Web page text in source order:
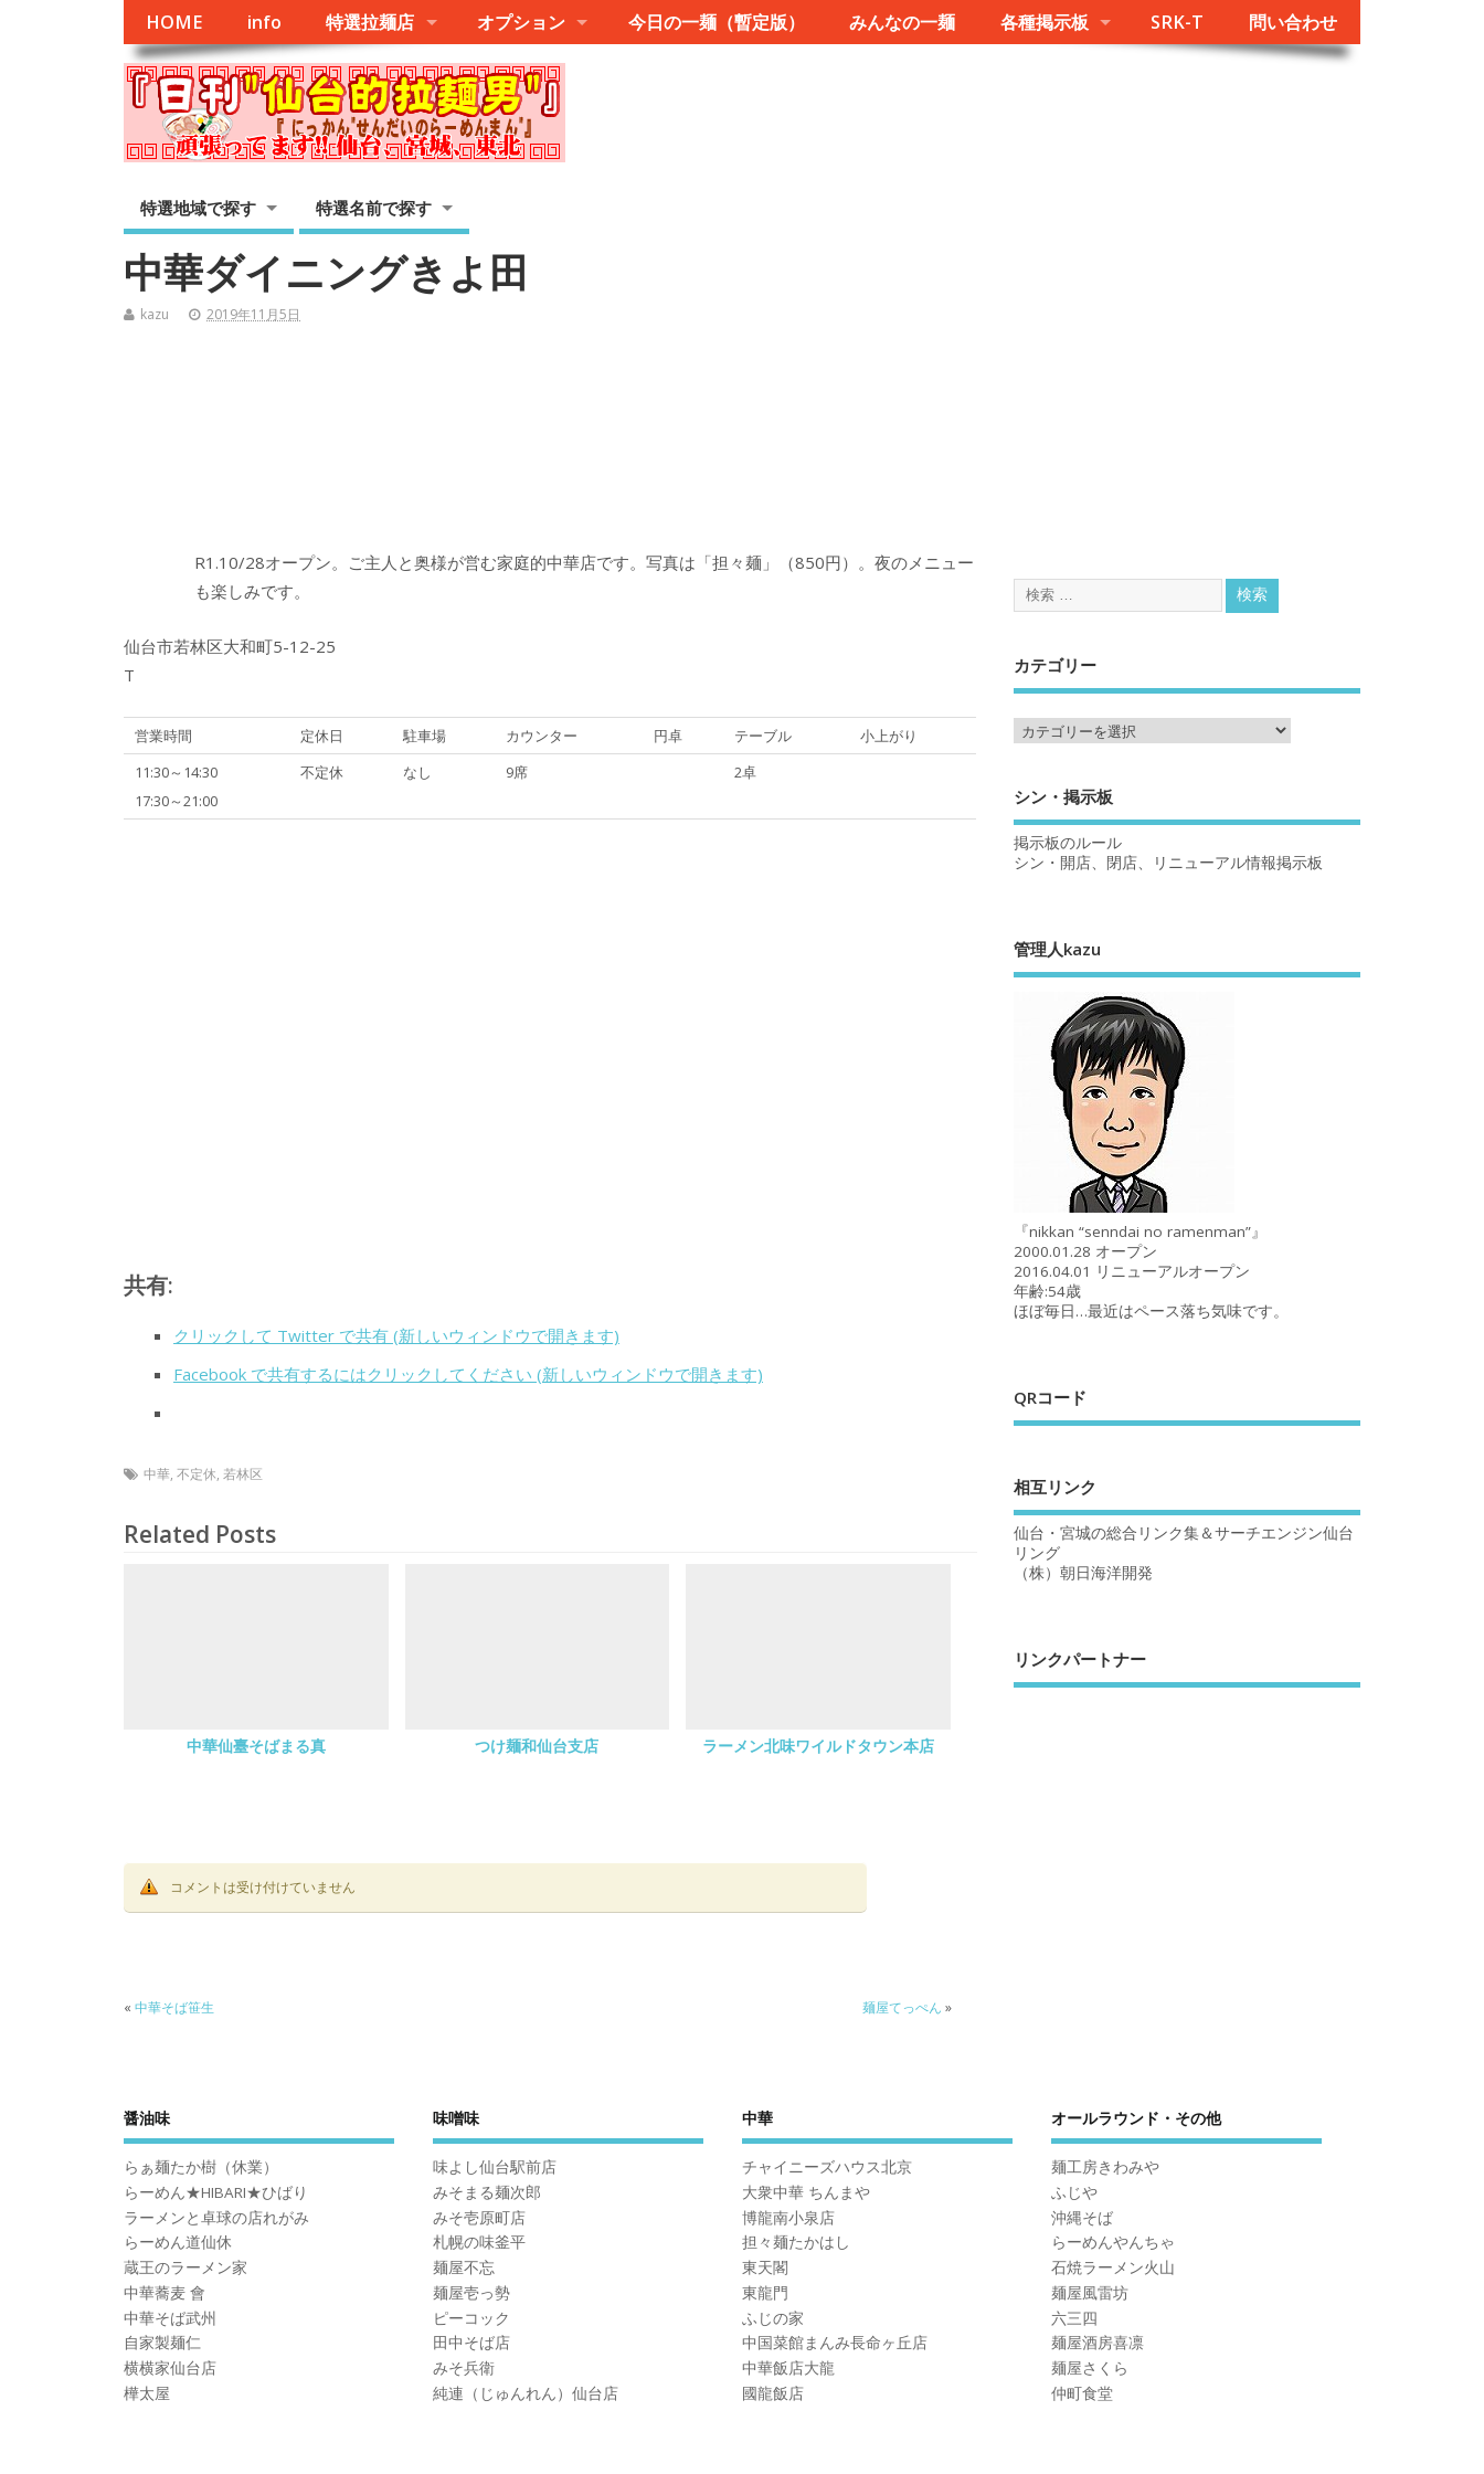
HOME info 特選拉麺店 オプション 今日の一麺（暫定版） みんなの一麺 各種掲示板 SRK-T 問い合わせ
特選地域で探す 特選名前で探す
中華ダイニングきよ田
kazu 2019年11月5日
R1.10/28オープン。ご主人と奥様が営む家庭的中華店です。写真は「担々麺」（850円）。夜のメニュー
も楽しみです。
仙台市若林区大和町5-12-25
T
営業時間 定休日 駐車場 カウンター 円卓 テーブル
小上がり
11:30～14:30
17:30～21:00
不定休 なし 9席 2卓
共有:
クリックして Twitter で共有 (新しいウィンドウで開きます)
Facebook で共有するにはクリックしてください (新しいウィンドウで開きます)
中華, 不定休, 若林区
Related Posts
中華仙臺そばまる真 つけ麺和仙台支店 ラーメン北味ワイルドタウン本店
コメントは受け付けていません
« 中華そば笹生 麺屋てっぺん »
カテゴリー
シン・掲示板
掲示板のルール
シン・開店、閉店、リニューアル情報掲示板
管理人kazu
『nikkan “senndai no ramenman”』
2000.01.28 オープン
2016.04.01 リニューアルオープン
年齢:54歳
ほぼ毎日…最近はペース落ち気味です。
QRコード
相互リンク
仙台・宮城の総合リンク集＆サーチエンジン仙台
リング
（株）朝日海洋開発
リンクパートナー
醤油味
らぁ麺たか樹（休業）
らーめん★HIBARI★ひばり
ラーメンと卓球の店れがみ
らーめん道仙休
蔵王のラーメン家
中華蕎麦 會
中華そば武州
自家製麺仁
横横家仙台店
樺太屋
味噌味
味よし仙台駅前店
みそまる麺次郎
みそ壱原町店
札幌の味釜平
麺屋不忘
麺屋壱っ勢
ピーコック
田中そば店
みそ兵衛
純連（じゅんれん）仙台店
中華
チャイニーズハウス北京
大衆中華 ちんまや
博龍南小泉店
担々麺たかはし
東天閣
東龍門
ふじの家
中国菜館まんみ長命ヶ丘店
中華飯店大龍
國龍飯店
オールラウンド・その他
麺工房きわみや
ふじや
沖縄そば
らーめんやんちゃ
石焼ラーメン火山
麺屋風雷坊
六三四
麺屋酒房喜凛
麺屋さくら
仲町食堂